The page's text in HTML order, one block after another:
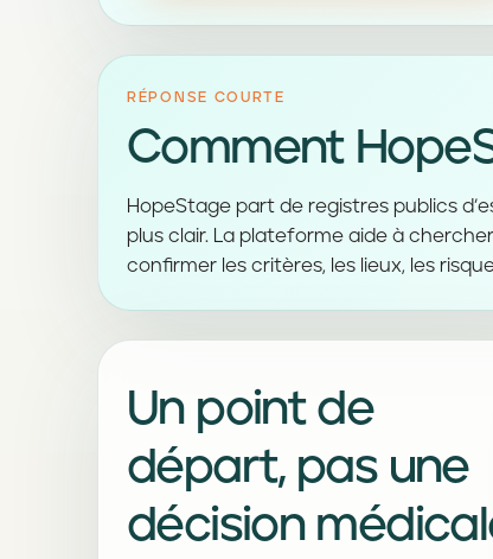
RÉPONSE COURTE
Comment
HopeStage part de registres publics
plus clair. La plateforme aide à
confirmer les critères, les lieux, les
Un point de
départ, pas une
décision